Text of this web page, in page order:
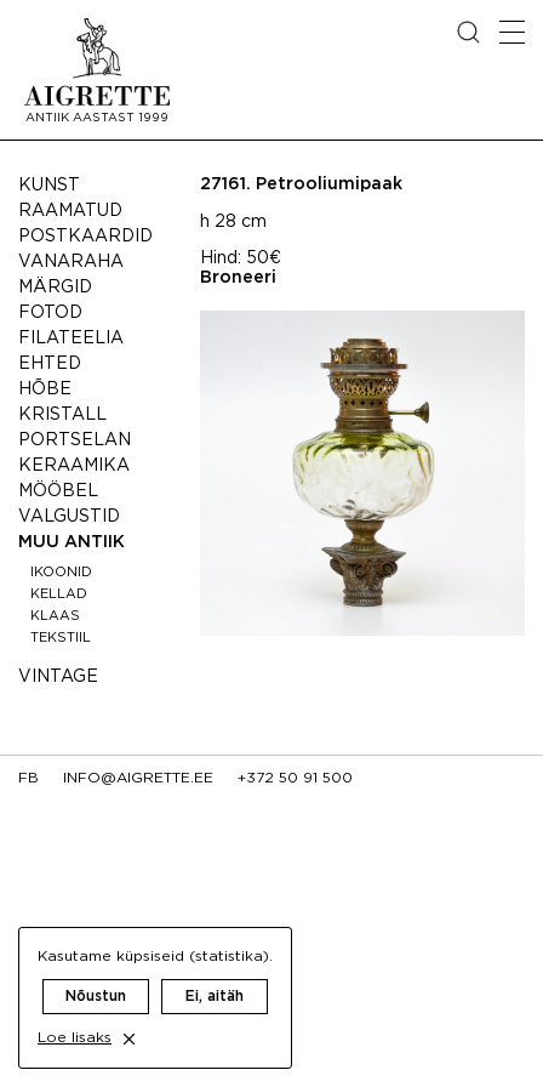
ANTIIK AASTAST 1999
KUNST
RAAMATUD
POSTKAARDID
VANARAHA
MÄRGID
FOTOD
FILATEELIA
EHTED
HÕBE
KRISTALL
PORTSELAN
KERAAMIKA
MÖÖBEL
VALGUSTID
MUU ANTIIK
IKOONID
KELLAD
KLAAS
TEKSTIIL
VINTAGE
27161. Petrooliumipaak
h 28 cm
Hind: 50€
Broneeri
FB INFO@AIGRETTE.EE +372 50 91 500
Kasutame küpsiseid (statistika).
Nõustun Ei, aitäh
Loe lisaks